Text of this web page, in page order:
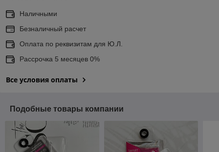
Наличными
Безналичный расчет
Оплата по реквизитам для Ю.Л.
Рассрочка 5 месяцев 0%
Все условия оплаты
Подобные товары компании